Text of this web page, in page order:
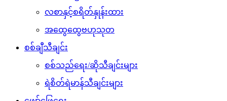
လစာနှင့်စရိတ်နှုန်းထား
အထွေထွေဗဟုသုတ
စစ်ချီသီချင်း
စစ်သည်ရေး/ဆိုသီချင်းများ
ရဲစိတ်ရဲမာန်သီချင်းများ